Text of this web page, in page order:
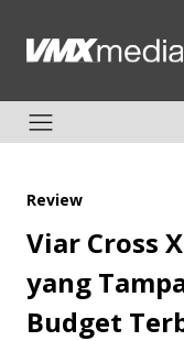
Review
Viar Cross
yang
Budget